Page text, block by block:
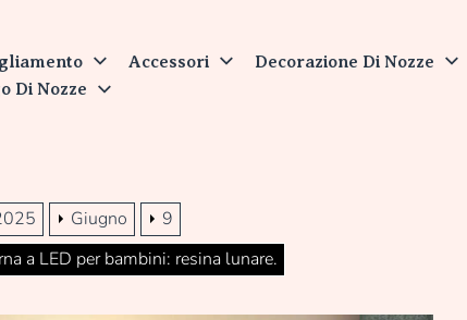
Accessori Decorazione Di Nozze
Di Nozze
Giugno
9
a LED per bambini: resina lunare.